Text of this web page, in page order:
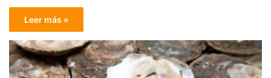
Leer más »